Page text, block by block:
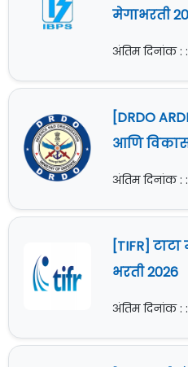
मेगाभरती
अंतिम दिनांक
[DRDO
आणि
अंतिम दिनांक
[TIFR]
भरती 2026
अंतिम दिनांक